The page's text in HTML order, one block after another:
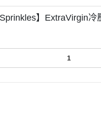
】ExtraVirgin